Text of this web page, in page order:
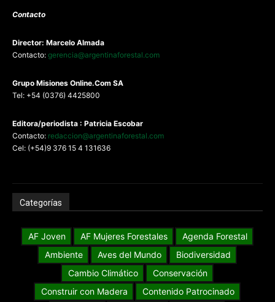
Contacto
Director: Marcelo Almada
Contacto: gerencia@argentinaforestal.com
Grupo Misiones Online.Com SA
Tel: +54 (0376) 4425800
Editora/periodista : Patricia Escobar
Contacto: redaccion@argentinaforestal.com
Cel: (+54)9 376 15 4 131636
Categorías
AF Joven AF Mujeres Forestales
Agenda Forestal
Ambiente
Aves del Mundo
Biodiversidad
Cambio Climático
Conservación
Construir con Madera
Contenido Patrocinado